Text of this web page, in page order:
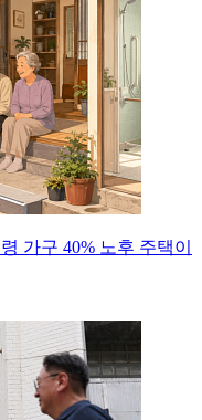
가구 40% 노후 주택이